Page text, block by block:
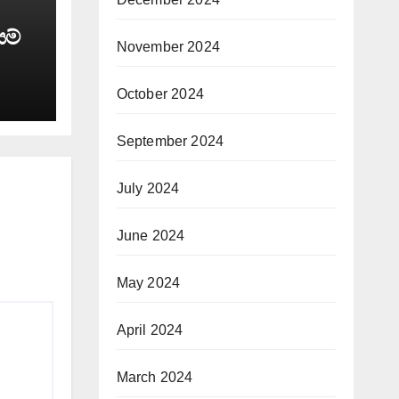
November 2024
October 2024
September 2024
July 2024
June 2024
May 2024
April 2024
March 2024